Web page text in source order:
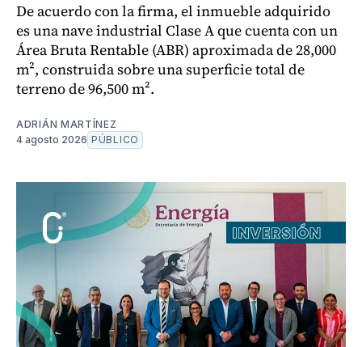
De acuerdo con la firma, el inmueble adquirido
es una nave industrial Clase A que cuenta con un
Área Bruta Rentable (ABR) aproximada de 28,000
m², construida sobre una superficie total de
terreno de 96,500 m².
ADRIÁN MARTÍNEZ
4 agosto 2026 PÚBLICO